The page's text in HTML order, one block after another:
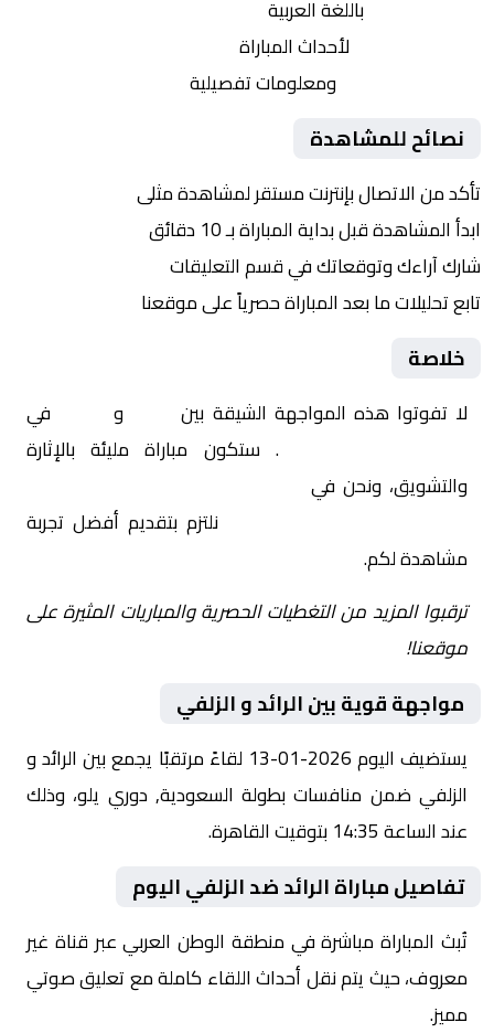
باللغة العربية
لأحداث المباراة
ومعلومات تفصيلية
نصائح للمشاهدة
تأكد من الاتصال بإنترنت مستقر لمشاهدة مثلى
ابدأ المشاهدة قبل بداية المباراة بـ 10 دقائق
شارك آراءك وتوقعاتك في قسم التعليقات
تابع تحليلات ما بعد المباراة حصرياً على موقعنا
خلاصة
لا تفوتوا هذه المواجهة الشيقة بين والزلفي
في
. ستكون مباراة مليئة بالإثارة
والتشويق، ونحن في
نلتزم بتقديم أفضل تجربة
مشاهدة لكم.
ترقبوا المزيد من التغطيات الحصرية والمباريات المثيرة على
موقعنا!
مواجهة قوية بين الرائد و الزلفي
يستضيف اليوم 2026-01-13 لقاءً مرتقبًا يجمع بين الرائد و
الزلفي ضمن منافسات بطولة السعودية, دوري يلو، وذلك
عند الساعة 14:35 بتوقيت القاهرة.
تفاصيل مباراة الرائد ضد الزلفي اليوم
تُبث المباراة مباشرة في منطقة الوطن العربي عبر قناة غير
معروف، حيث يتم نقل أحداث اللقاء كاملة مع تعليق صوتي
مميز.